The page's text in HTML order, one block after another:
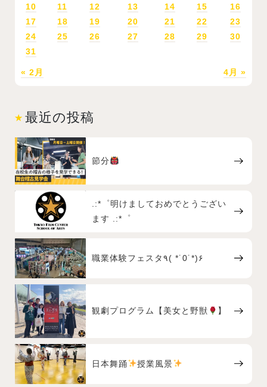
« 2月 4月 »
10
11 12 13 14 15
16
17
18 19 20 21 22
23
24
25 26 27 28 29
30
31
最近の投稿
節分
.:*゜明けましておめでとうござい
ます .:*゜
職業体験フェスタ٩( *˙0˙*)۶
観劇プログラム【美女と野獣 】
日本舞踊 授業風景